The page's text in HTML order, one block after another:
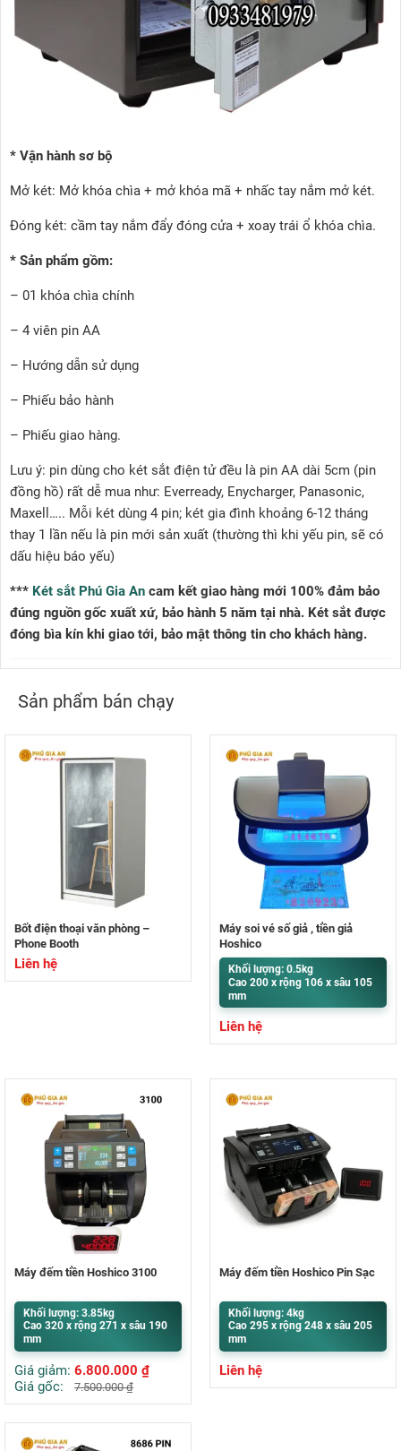
* Vận hành sơ bộ
Mở két: Mở khóa chìa + mở khóa mã + nhấc tay nắm mở két.
Đóng két: cầm tay nắm đẩy đóng cửa + xoay trái ổ khóa chìa.
* Sản phẩm gồm:
– 01 khóa chìa chính
– 4 viên pin AA
– Hướng dẫn sử dụng
– Phiếu bảo hành
– Phiếu giao hàng.
Lưu ý: pin dùng cho két sắt điện tử đều là pin AA dài 5cm (pin
đồng hồ) rất dễ mua như: Everready, Enycharger, Panasonic,
Maxell….. Mỗi két dùng 4 pin; két gia đình khoảng 6-12 tháng
thay 1 lần nếu là pin mới sản xuất (thường thì khi yếu pin, sẽ có
dấu hiệu báo yếu)
*** Két sắt Phú Gia An cam kết giao hàng mới 100% đảm bảo
đúng nguồn gốc xuất xứ, bảo hành 5 năm tại nhà. Két sắt được
đóng bìa kín khi giao tới, bảo mật thông tin cho khách hàng.
Sản phẩm bán chạy
Bốt điện thoại văn phòng –
Phone Booth
Liên hệ
Máy soi vé số giả , tiền giả
Hoshico
Khối lượng: 0.5kg
Cao 200 x rộng 106 x sâu 105
mm
Liên hệ
Máy đếm tiền Hoshico 3100
Khối lượng: 3.85kg
Cao 320 x rộng 271 x sâu 190
mm
Giá giảm: 6.800.000 ₫
Giá gốc:
7.500.000₫
Máy đếm tiền Hoshico Pin Sạc
Khối lượng: 4kg
Cao 295 x rộng 248 x sâu 205
mm
Liên hệ